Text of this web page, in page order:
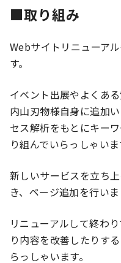
■取り組み
Webサイトリニューア
す。
イベント出展やよくあ
内山刃物様自身に追加
セス解析をもとにキー
り組んでいらっしゃいま
新しいサービスを立ち
き、ページ追加を行いま
リニューアルして終わ
り内容を改善したりす
らっしゃいます。